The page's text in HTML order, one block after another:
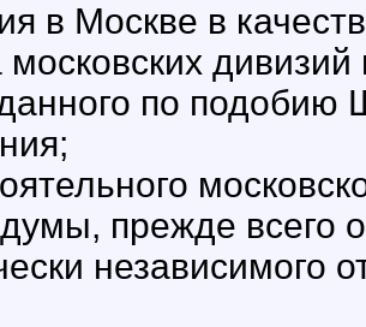
в Москве в
по подобию
прежде всего
независимого